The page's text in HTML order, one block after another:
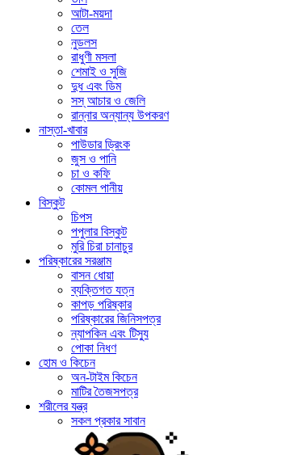
আটা-ময়দা
তেল
নুডলস
রাধুণী মসলা
শেমাই ও সুজি
দুধ এবং ডিম
সস্ আচার ও জেলি
রান্নার অন্যান্য উপকরণ
নাস্তা-খাবার
পাউডার ড্রিংক
জুস ও পানি
চা ও কফি
কোমল পানীয়
বিস্কুট
চিপস
পপুলার বিস্কুট
মুরি চিরা চানাচুর
পরিষ্কারের সরঞ্জাম
বাসন ধোয়া
ব্যক্তিগত যত্ন
কাপড় পরিষ্কার
পরিষ্কারের জিনিসপত্র
ন্যাপকিন এবং টিস্যু
পোকা নিধণ
হোম ও কিচেন
অন-টাইম কিচেন
মাটির তৈজসপত্র
শরীলের যন্ত্র
সকল প্রকার সাবান